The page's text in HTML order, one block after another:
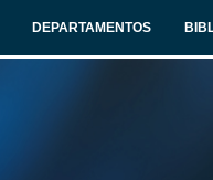
DEPARTAMENTOS